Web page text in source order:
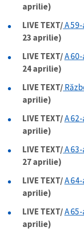
aprilie)
LIVE TEXT/A 59-
23 aprilie)
LIVE TEXT/A
24 aprilie)
LIVE TEXT/
aprilie)
LIVE TEXT/A
aprilie)
LIVE TEXT/A 63-
27 aprilie)
LIVE TEXT/A
aprilie)
LIVE TEXT/A
aprilie)